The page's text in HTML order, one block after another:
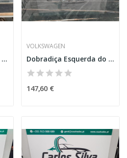
Aileron – BMW 2 COUPÉ (F22, F87)
VOLKSWAGEN
Dobradiça Esquerda do Capot – VOLKSWAGEN ARTEON...
147,60 €